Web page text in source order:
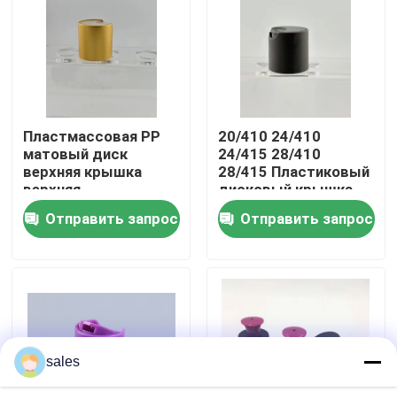
Экскурсия по заводу
Контроль качества
Свяжитесь с нами
Новости
Спрейер насоса духов
Пластмассовая PP
матовый диск
верхняя крышка
верхняя
закрывающая
крышка для
пластиковых
Отправить запрос
20/410 24/410
24/415 28/410
28/415 Пластиковый
дисковый крышка
для косметической
бутылки
Отправить запрос
sales